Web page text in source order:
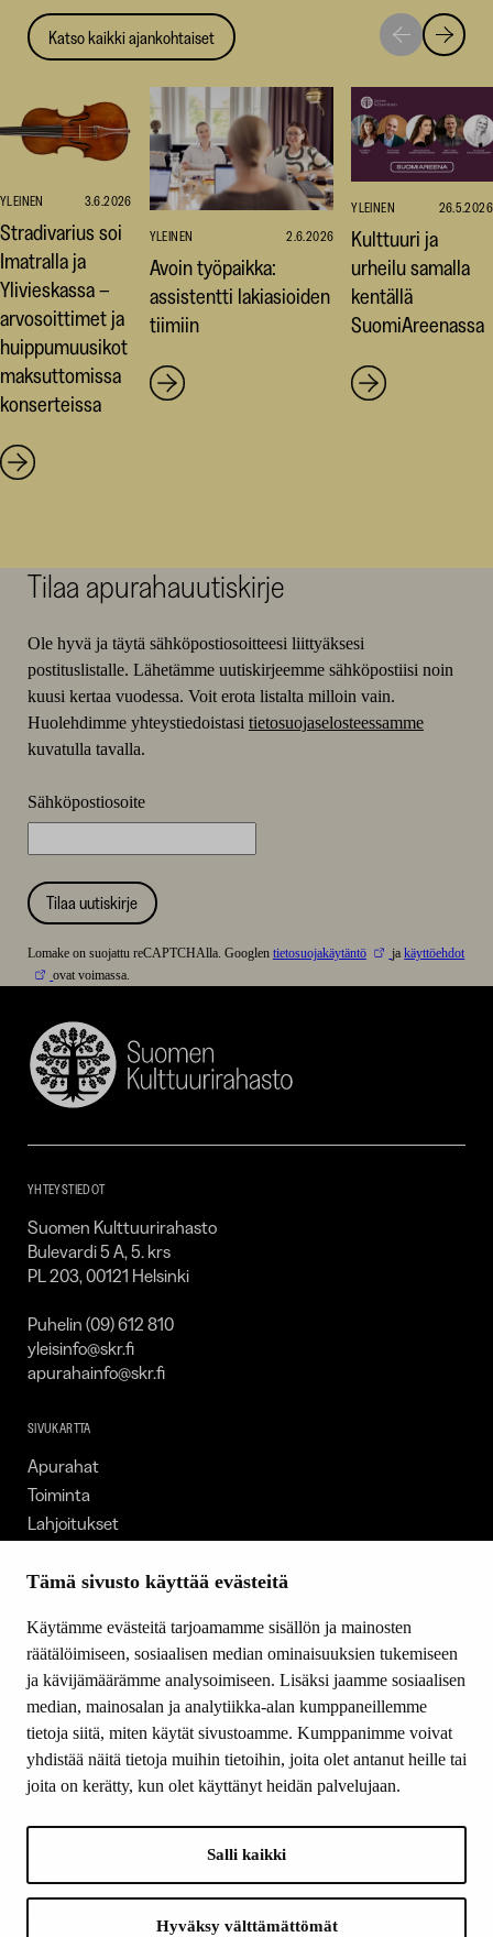
Tämä sivusto käyttää evästeitä
Käytämme evästeitä tarjoamamme sisällön ja mainosten
räätälöimiseen, sosiaalisen median ominaisuuksien tukemiseen
ja kävijämäärämme analysoimiseen. Lisäksi jaamme sosiaalisen
median, mainosalan ja analytiikka-alan kumppaneillemme
tietoja siitä, miten käytät sivustoamme. Kumppanimme voivat
yhdistää näitä tietoja muihin tietoihin, joita olet antanut heille tai
joita on kerätty, kun olet käyttänyt heidän palvelujaan.
Salli kaikki
Hyväksy välttämättömät
Katso kaikki ajankohtaiset
Siirry
seuraavaan
Siirry
YLEINEN 3.6.2026
Stradivarius soi
Imatralla ja
Ylivieskassa –
arvosoittimet ja
huippumuusikot
maksuttomissa
konserteissa
YLEINEN 2.6.2026
Avoin työpaikka:
assistentti lakiasioiden
tiimiin
YLEINEN 26.5.2026
Kulttuuri ja
urheilu samalla
kentällä
SuomiAreenassa
Tilaa apurahauutiskirje
Ole hyvä ja täytä sähköpostiosoitteesi liittyäksesi
postituslistalle. Lähetämme uutiskirjeemme sähköpostiisi noin
kuusi kertaa vuodessa. Voit erota listalta milloin vain.
Huolehdimme yhteystiedoistasi tietosuojaselosteessamme
kuvatulla tavalla.
Sähköpostiosoite
Tilaa uutiskirje
Lomake on suojattu reCAPTCHAlla. Googlen tietosuojakäytäntö jakäyttöehdot
ovat voimassa.
Suomen
Kulttuurirahasto
YHTEYSTIEDOT
Suomen Kulttuurirahasto
Bulevardi 5 A, 5. krs
PL 203, 00121 Helsinki
Puhelin (09) 612 810
yleisinfo@skr.fi
apurahainfo@skr.fi
SIVUKARTTA
Apurahat
Toiminta
Lahjoitukset
Ajankohtaista
Yhteystiedot
SEURAA MEITÄ
Facebook
Instagram
LinkedIn